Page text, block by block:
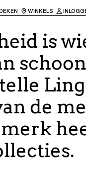
WINKELS
is
de